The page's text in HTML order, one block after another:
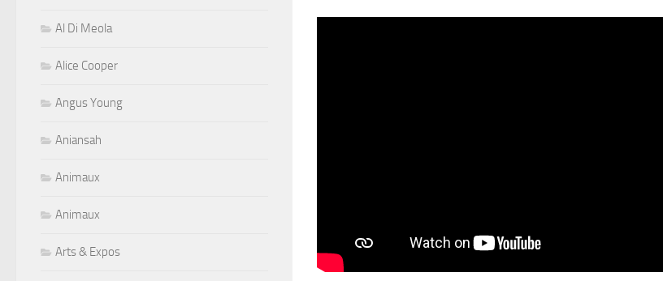
Al Di Meola
Alice Cooper
Angus Young
Aniansah
Animaux
Animaux
Arts & Expos